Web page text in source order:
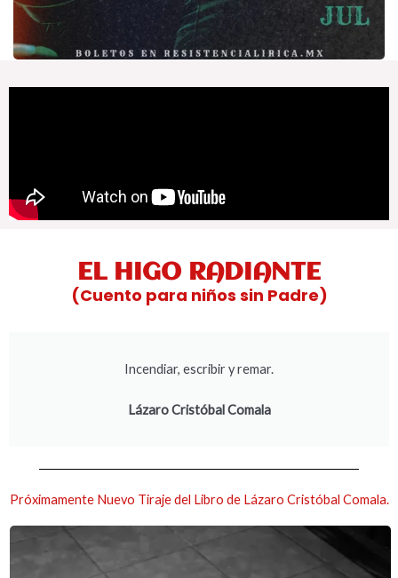
EL HIGO RADIANTE
(Cuento para niños sin Padre)
Incendiar, escribir y remar.
Lázaro Cristóbal Comala
Próximamente Nuevo Tiraje del Libro de Lázaro Cristóbal Comala.